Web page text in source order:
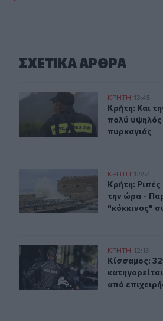
ΣΧΕΤΙΚA AΡΘΡΑ
Κρήτη: Και την Δευτέρα (10/08)
ΚΡΗΤΗ 13:45
Κρήτη: Και
Κρήτη: Και
πολύ υψηλός
πυρκαγιάς
Κρήτη: Ριπές ανέμου έως 110
ΚΡΗΤΗ 12:54
Κρήτη:
Κρήτη:
την ώρα -
"κόκκινος"
Κίσσαμος: 32χρονοςΚΡΗΤΗ 12:15
Κίσσαμος:
Κίσσαμος:
από